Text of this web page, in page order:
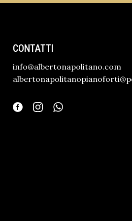
CONTATTI
info@albertonapolitano.com